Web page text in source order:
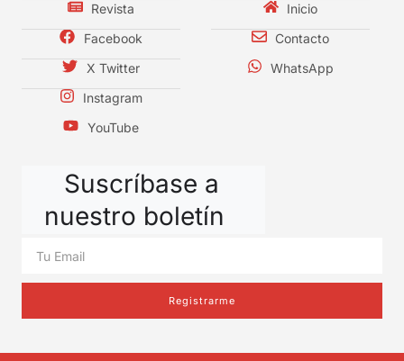
Revista
Facebook
X Twitter
Instagram
YouTube
Inicio
Contacto
WhatsApp
Suscríbase a
nuestro boletín
Registrarme